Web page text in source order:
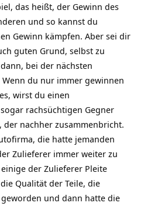
das heißt, der Gewinn des
und so kannst du
Gewinn kämpfen. Aber sei dir
guten Grund, selbst zu
bei der nächsten
du nur immer gewinnen
wirst du einen
rachsüchtigen Gegner
nachher zusammenbricht.
die hatte jemanden
Zulieferer immer weiter zu
der Zulieferer Pleite
Qualität der Teile, die
und dann hatte die